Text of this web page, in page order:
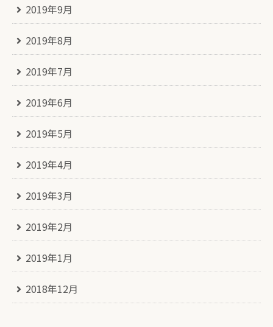
2019年9月
2019年8月
2019年7月
2019年6月
2019年5月
2019年4月
2019年3月
2019年2月
2019年1月
2018年12月